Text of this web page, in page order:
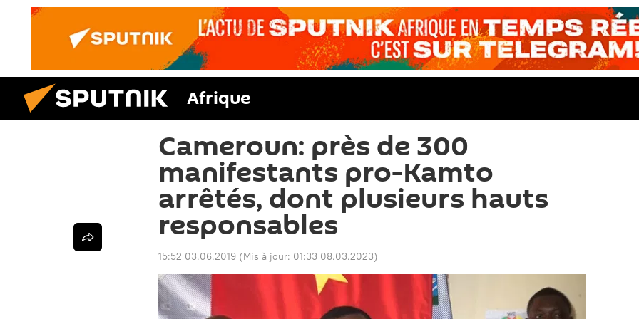
Afrique
Cameroun: près de 300
manifestants pro-Kamto
arrêtés, dont plusieurs hauts
responsables
15:52 03.06.2019 (Mis à jour: 01:33 08.03.2023)